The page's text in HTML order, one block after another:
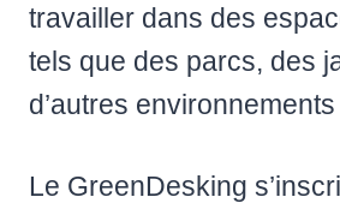
travailler dans des
tels que des parcs, des
d’autres
Le GreenDesking